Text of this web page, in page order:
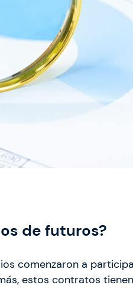
de futuros?
comenzaron a
estos contratos